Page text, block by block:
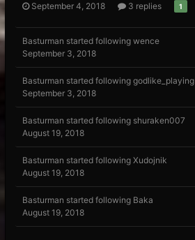
September 4, 2018 3 replies 1
Basturman started following wence
September 3, 2018
Basturman started following godlike_playing
September 3, 2018
Basturman started following shuraken007
August 19, 2018
Basturman started following Xudojnik
August 19, 2018
Basturman started following Baka
August 19, 2018